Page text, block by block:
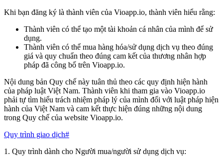
Khi bạn đăng ký là thành viên của Vioapp.io, thành viên hiểu rằng:
Thành viên có thể tạo một tài khoản cá nhân của mình để sử
dụng.
Thành viên có thể mua hàng hóa/sử dụng dịch vụ theo đúng
giá và quy chuẩn theo đúng cam kết của thương nhân hợp
pháp đã công bố trên Vioapp.io.
Nội dung bản Quy chế này tuân thủ theo các quy định hiện hành
của pháp luật Việt Nam. Thành viên khi tham gia vào Vioapp.io
phải tự tìm hiểu trách nhiệm pháp lý của mình đối với luật pháp hiện
hành của Việt Nam và cam kết thực hiện đúng những nội dung
trong Quy chế của website Vioapp.io.
Quy trình giao dịch#
1. Quy trình dành cho Người mua/người sử dụng dịch vụ: